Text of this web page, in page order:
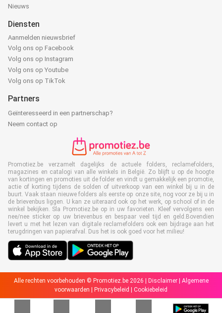
Nieuws
Diensten
Aanmelden nieuwsbrief
Volg ons op Facebook
Volg ons op Instagram
Volg ons op Youtube
Volg ons op TikTok
Partners
Geïnteresseerd in een partnerschap?
Neem contact op
Promotiez.be verzamelt dagelijks de actuele folders, reclamefolders,
magazines en catalogi van alle winkels in België. Zo blijft u op de hoogte
van kortingen en promoties uit de folder en vindt u gemakkelijk een promotie,
actie of korting tijdens de solden of uitverkoop van een winkel bij u in de
buurt. Vaak staan nieuwe folders als eerste op onze site, nog voor ze bij u in
de brievenbus liggen. U kan ze uiteraard ook op het werk, op school of in de
winkel bekijken. Sla Promotiez.be op in uw favorieten. Kleef vervolgens een
nee/nee sticker op uw brievenbus en bespaar veel tijd en geld.Bovendien
levert u met het lezen van digitale reclamefolders ook een bijdrage aan het
terugdringen van papierafval. Dus het is ook goed voor het milieu!
Alle rechten voorbehouden © Promotiez.be 2026 | Disclaimer| Algemene
voorwaarden
Privacybeleid Cookiebeleid